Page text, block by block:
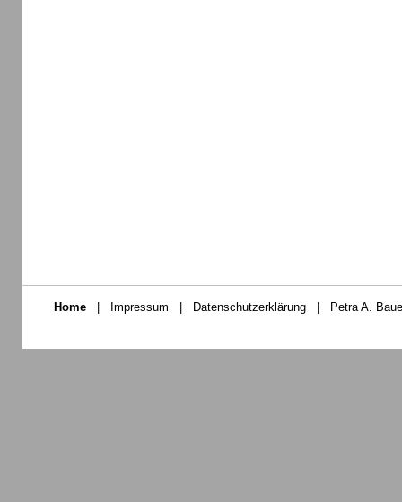
Home | Impressum | Datenschutzerklärung | Petra A.